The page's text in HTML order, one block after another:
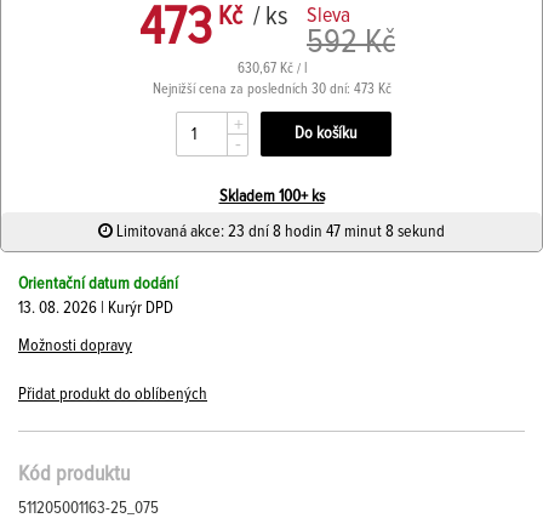
473 Kč / ks Sleva
592 Kč
630,67 Kč / l
Nejnižší cena za posledních 30 dní: 473 Kč
+
-
Skladem 100+ ks
Limitovaná akce: 23 dní 8 hodin 47 minut 8 sekund
Orientační datum dodání
13. 08. 2026 | Kurýr DPD
Možnosti dopravy
Přidat produkt do oblíbených
Kód produktu
511205001163-25_075